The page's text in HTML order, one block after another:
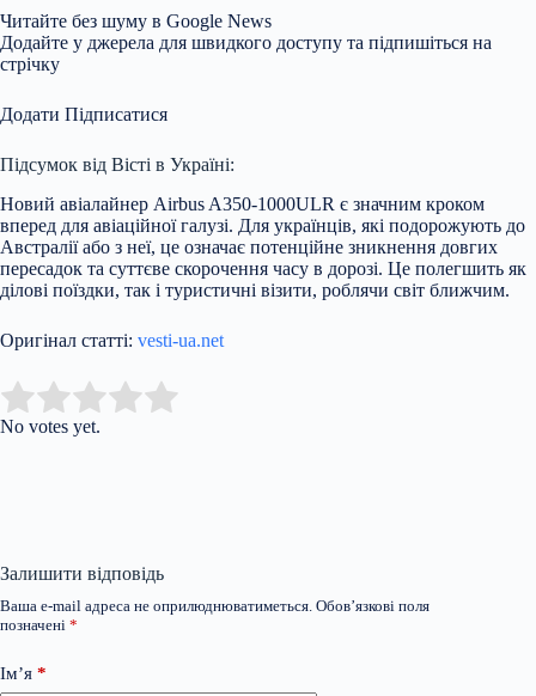
Читайте без шуму в Google News
Додайте у джерела для швидкого доступу та підпишіться на
стрічку
Додати Підписатися
Підсумок від Вісті в Україні:
Новий авіалайнер Airbus A350-1000ULR є значним кроком
вперед для авіаційної галузі. Для українців, які подорожують до
Австралії або з неї, це означає потенційне зникнення довгих
пересадок та суттєве скорочення часу в дорозі. Це полегшить як
ділові поїздки, так і туристичні візити, роблячи світ ближчим.
Оригінал статті: vesti-ua.net
Rate this item:
No votes yet.
Залишити відповідь
Ваша e-mail адреса не оприлюднюватиметься. Обов’язкові поля
позначені *
Ім’я *